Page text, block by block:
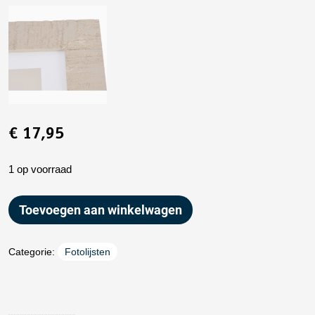
€ 17,95
1 op voorraad
Toevoegen aan winkelwagen
Categorie: Fotolijsten